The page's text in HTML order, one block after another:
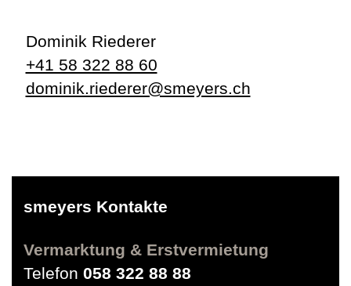
Dominik Riederer
+41 58 322 88 60
dominik.riederer@smeyers.ch
smeyers Kontakte
Vermarktung & Erstvermietung
Telefon 058 322 88 88